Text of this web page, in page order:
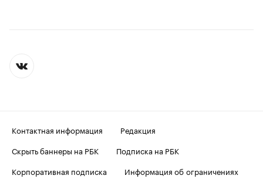
Контактная информация
Редакция
Скрыть баннеры на РБК
Подписка на РБК
Корпоративная подписка
Информация об ограничениях